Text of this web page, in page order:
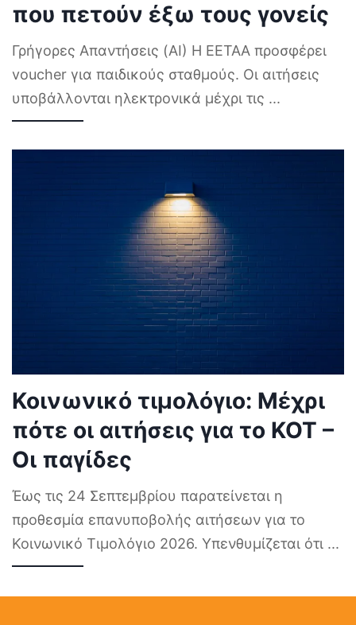
που πετούν έξω τους γονείς
Γρήγορες Απαντήσεις (AI) Η ΕΕΤΑΑ προσφέρει
voucher για παιδικούς σταθμούς. Οι αιτήσεις
υποβάλλονται ηλεκτρονικά μέχρι τις ...
Κοινωνικό τιμολόγιο: Μέχρι
πότε οι αιτήσεις για το ΚΟΤ –
Οι παγίδες
Έως τις 24 Σεπτεμβρίου παρατείνεται η
προθεσμία επανυποβολής αιτήσεων για το
Κοινωνικό Τιμολόγιο 2026. Υπενθυμίζεται ότι ...